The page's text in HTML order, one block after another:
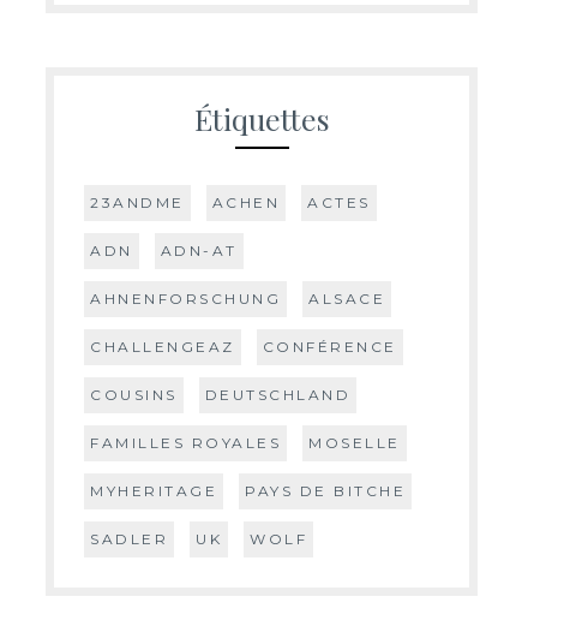
Étiquettes
23ANDME ACHEN ACTES
ADN ADN-AT
AHNENFORSCHUNG ALSACE
CHALLENGEAZ CONFÉRENCE
COUSINS DEUTSCHLAND
FAMILLES ROYALES MOSELLE
MYHERITAGE PAYS DE BITCHE
SADLER UK WOLF